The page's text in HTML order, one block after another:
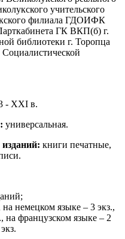
учительского
филиала ГДОИФК
ГК ВКП(б) г.
библиотеки г. Торопца
- XXI в.
универсальная.
книги печатные,
немецком языке – 3 экз.,
на французском языке – 2